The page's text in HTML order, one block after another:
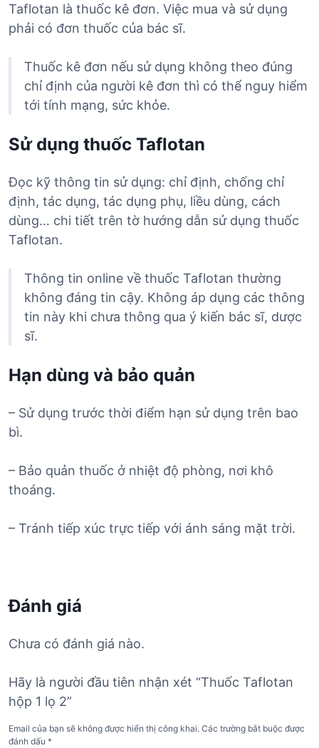
Taflotan là thuốc kê đơn. Việc mua và sử dụng
phải có đơn thuốc của bác sĩ.
Thuốc kê đơn nếu sử dụng không theo đúng
chỉ định của người kê đơn thì có thể nguy hiểm
tới tính mạng, sức khỏe.
Sử dụng thuốc Taflotan
Đọc kỹ thông tin sử dụng: chỉ định, chống chỉ
định, tác dụng, tác dụng phụ, liều dùng, cách
dùng… chi tiết trên tờ hướng dẫn sử dụng thuốc
Taflotan.
Thông tin online về thuốc Taflotan thường
không đáng tin cậy. Không áp dụng các thông
tin này khi chưa thông qua ý kiến bác sĩ, dược
sĩ.
Hạn dùng và bảo quản
– Sử dụng trước thời điểm hạn sử dụng trên bao
bì.
– Bảo quản thuốc ở nhiệt độ phòng, nơi khô
thoáng.
– Tránh tiếp xúc trực tiếp với ánh sáng mặt trời.
Đánh giá
Chưa có đánh giá nào.
Hãy là người đầu tiên nhận xét “Thuốc Taflotan
hộp 1 lọ 2”
Email của bạn sẽ không được hiển thị công khai. Các trường bắt buộc được
đánh dấu *